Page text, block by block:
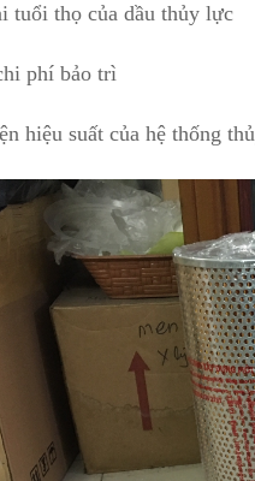
tuổi thọ của dầu thủy lực
phí bảo trì
hiệu suất của hệ thống